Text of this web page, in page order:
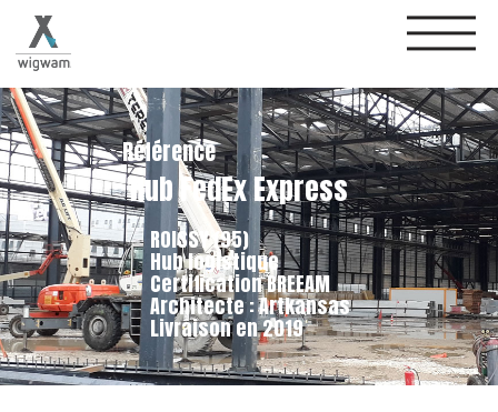
Référence
Hub FedEx Express
ROISSY (95)
Hub logistique
Certification BREEAM
Architecte : Artkansas
Livraison en 2019